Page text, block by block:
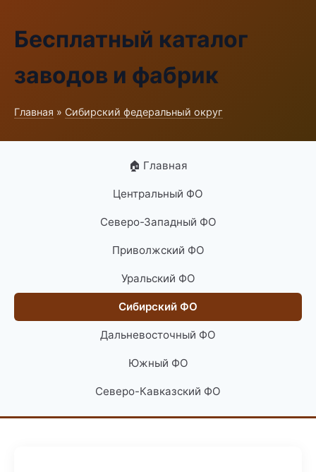
Бесплатный каталог
заводов и фабрик
Главная » Сибирский федеральный округ
🏠 Главная
Центральный ФО
Северо-Западный ФО
Приволжский ФО
Уральский ФО
Сибирский ФО
Дальневосточный ФО
Южный ФО
Северо-Кавказский ФО